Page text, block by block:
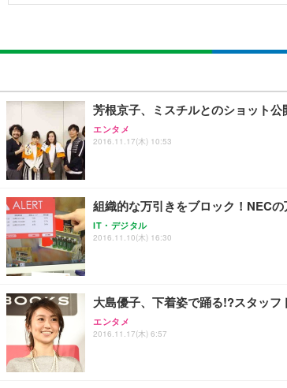
芳根京子、ミスチルとのショット公
エンタメ
2016.11.17(木) 10:53
組織的な万引きをブロック！NEC
IT・デジタル
2016.11.10(木) 16:30
大島優子、下着姿で踊る!?スタッフ
エンタメ
2016.11.17(木) 6:57